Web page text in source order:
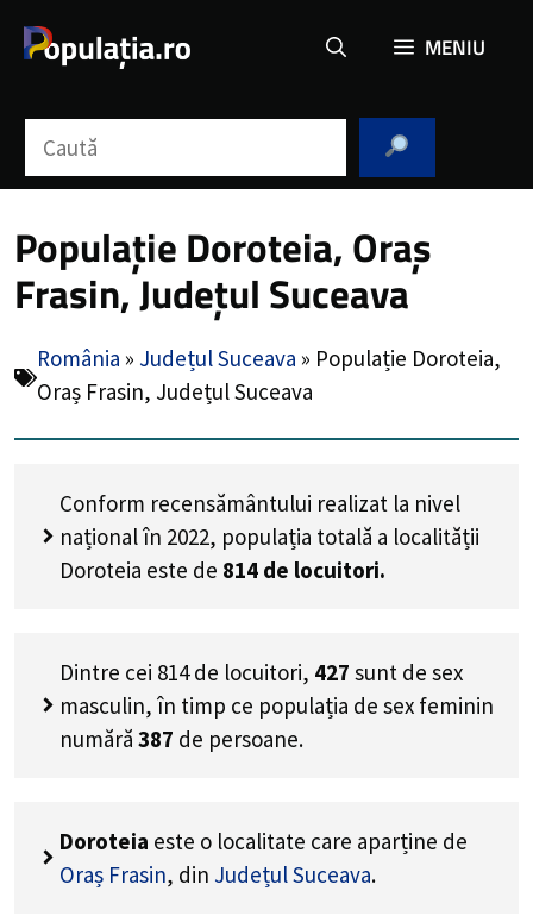
MENIU
Populație Doroteia, Oraș
Frasin, Județul Suceava
România » Județul Suceava » Populație Doroteia,
Oraș Frasin, Județul Suceava
Conform recensământului realizat la nivel
național în 2022, populația totală a localității
Doroteia este de 814 de locuitori.
Dintre cei 814 de locuitori, 427 sunt de sex
masculin, în timp ce populația de sex feminin
numără 387 de persoane.
Doroteia este o localitate care aparține de
Oraș Frasin, din Județul Suceava.